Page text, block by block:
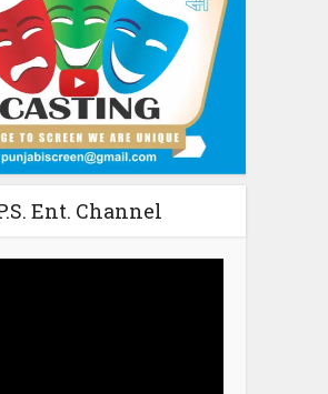
Ent. Channel